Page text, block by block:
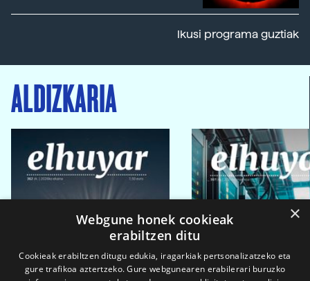
Ikusi programa guztiak
ALDIZKARIA
×
Webgune honek cookieak
erabiltzen ditu
Cookieak erabiltzen ditugu edukia, iragarkiak pertsonalizatzeko eta
gure trafikoa aztertzeko. Gure webgunearen erabilerari buruzko